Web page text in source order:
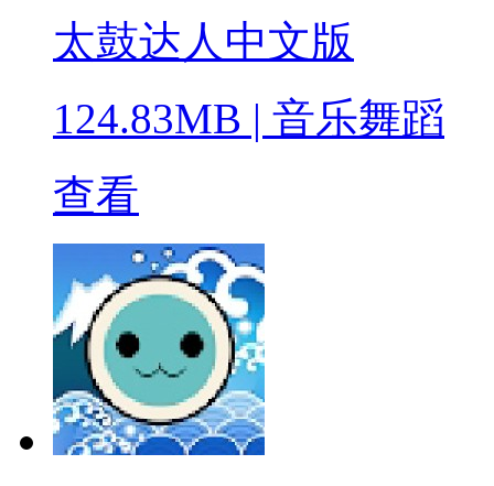
太鼓达人中文版
124.83MB | 音乐舞蹈
查看